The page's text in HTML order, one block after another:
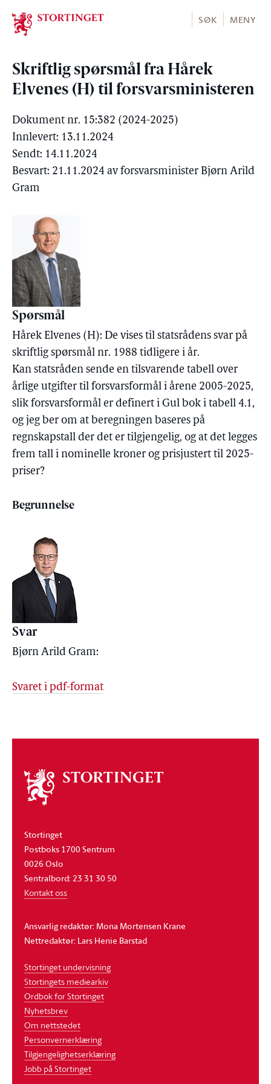
Stortinget.no
SØK MENY
Skriftlig spørsmål fra Hårek
Elvenes (H) til forsvarsministeren
Dokument nr. 15:382 (2024-2025)
Innlevert: 13.11.2024
Sendt: 14.11.2024
Besvart: 21.11.2024 av forsvarsminister Bjørn Arild
Gram
Spørsmål
Hårek Elvenes (H): De vises til statsrådens svar på
skriftlig spørsmål nr. 1988 tidligere i år.
Kan statsråden sende en tilsvarende tabell over
årlige utgifter til forsvarsformål i årene 2005-2025,
slik forsvarsformål er definert i Gul bok i tabell 4.1,
og jeg ber om at beregningen baseres på
regnskapstall der det er tilgjengelig, og at det legges
frem tall i nominelle kroner og prisjustert til 2025-
priser?
Begrunnelse
Svar
Bjørn Arild Gram:
Svaret i pdf-format
Om
stortinget
Stortinget
Postboks 1700 Sentrum
0026 Oslo
Sentralbord: 23 31 30 50
Kontakt oss
Ansvarlig redaktør: Mona Mortensen Krane
Nettredaktør: Lars Henie Barstad
Stortinget undervisning
Stortingets mediearkiv
Ordbok for Stortinget
Nyhetsbrev
Om nettstedet
Personvernerklæring
Tilgjengelighetserklæring
Jobb på Stortinget